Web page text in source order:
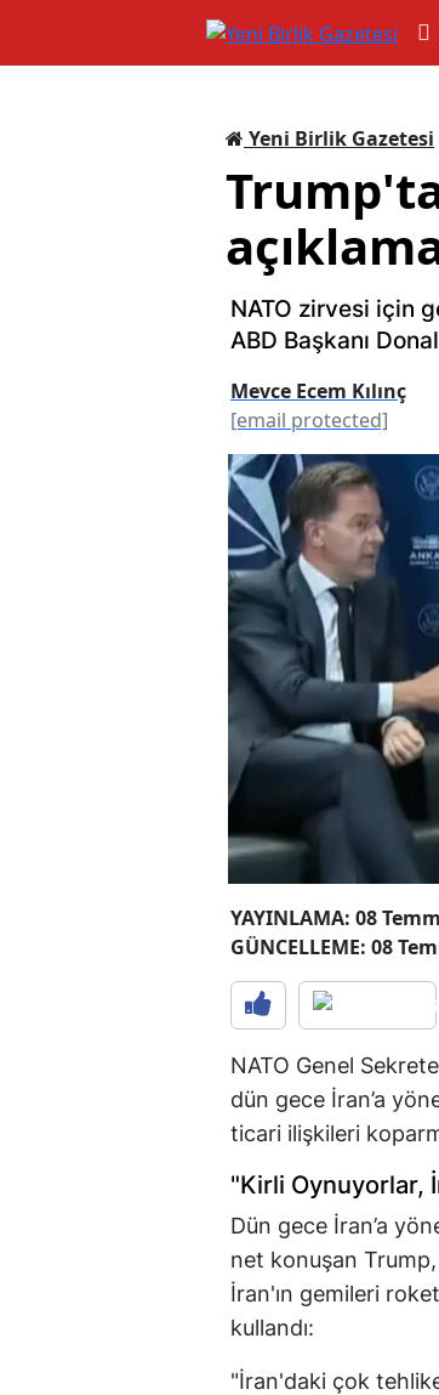
Yeni Birlik Gazetesi
NATO zirvesi için
ABD Başkanı
Mevce Ecem Kılınç
[email protected]
YAYINLAMA: 08
GÜNCELLEME: 08
NATO Genel
dün gece İran’a
ticari ilişkileri
"Kirli Oynuyorlar,
Dün gece İran’a
net konuşan
İran'ın gemileri
kullandı:
"İran'daki çok